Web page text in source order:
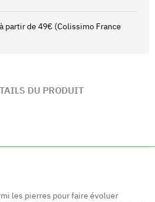
partir de 49€ (Colissimo France
DU PRODUIT
les pierres pour faire évoluer